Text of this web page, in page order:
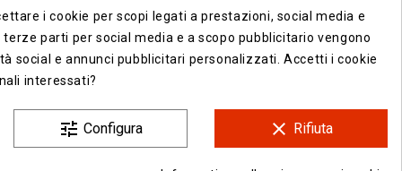
i cookie per scopi legati a prestazioni, social media e
parti per social media e a scopo pubblicitario vengono
social e annunci pubblicitari personalizzati. Accetti i cookie
interessati?
tune Configura clear Rifiuta